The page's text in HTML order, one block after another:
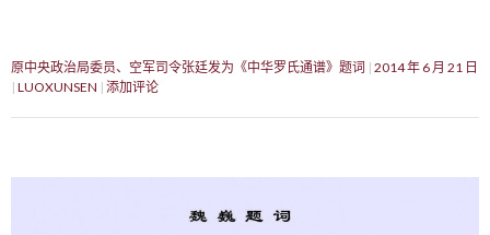
原中央政治局委员、空军司令张廷发为《中华罗氏通谱》题词 2014 年 6 月 21 日
LUOXUNSEN 添加评论